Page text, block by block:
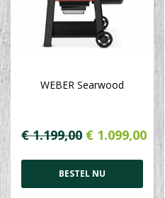
WEBER Searwood
€ 1.199,00 € 1.099,00
BESTEL NU